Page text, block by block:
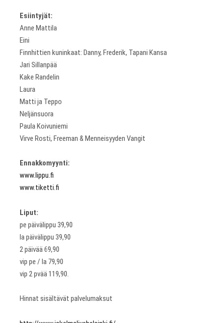
Esiintyjät:
Anne Mattila
Eini
Finnhittien kuninkaat: Danny, Frederik, Tapani Kansa
Jari Sillanpää
Kake Randelin
Laura
Matti ja Teppo
Neljänsuora
Paula Koivuniemi
Virve Rosti, Freeman & Menneisyyden Vangit
Ennakkomyynti:
www.lippu.fi
www.tiketti.fi
Liput:
pe päivälippu 39,90
la päivälippu 39,90
2 päivää 69,90
vip pe / la 79,90
vip 2 pvää 119,90.
Hinnat sisältävät palvelumaksut